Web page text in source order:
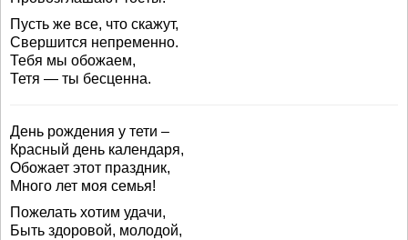
Пусть же все, что скажут,
Свершится непременно.
Тебя мы обожаем,
Тетя — ты бесценна.
День рождения у тети –
Красный день календаря,
Обожает этот праздник,
Много лет моя семья!
Пожелать хотим удачи,
Быть здоровой, молодой,